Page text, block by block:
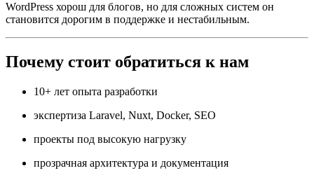
WordPress хорош для блогов, но для сложных систем он
становится дорогим в поддержке и нестабильным.
Почему стоит обратиться к нам
10+ лет опыта разработки
экспертиза Laravel, Nuxt, Docker, SEO
проекты под высокую нагрузку
прозрачная архитектура и документация